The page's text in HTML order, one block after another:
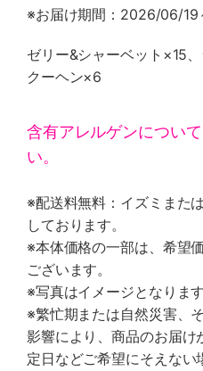
※お届け期間：2026/06/
ゼリー&シャーベット×15
クーヘン×6
含有アレルゲンについ
い。
※配送料無料：イズミまた
しております。
※本体価格の一部は、希望
ございます。
※写真はイメージとなります
※繁忙期または自然災害、
影響により、商品のお届け
定日などご希望にそえない